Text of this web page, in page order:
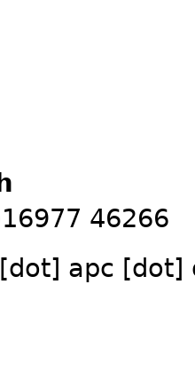
46266
apc [dot]